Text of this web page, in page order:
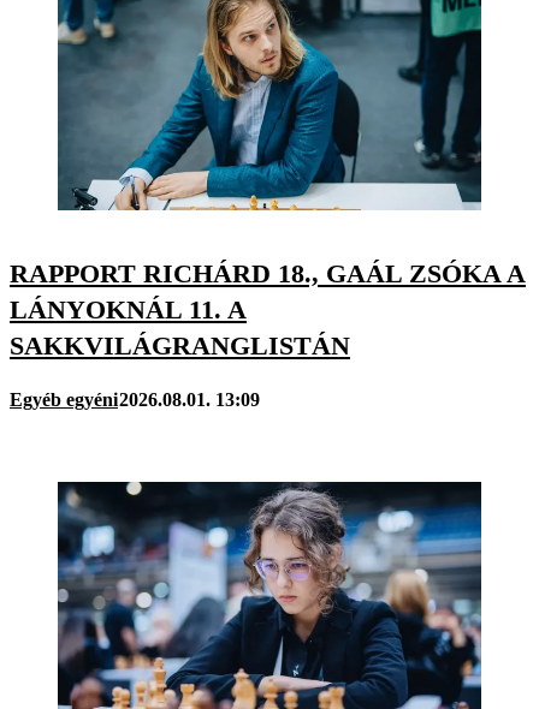
RAPPORT RICHÁRD 18., GAÁL ZSÓKA A
LÁNYOKNÁL 11. A
SAKKVILÁGRANGLISTÁN
Egyéb egyéni2026.08.01. 13:09